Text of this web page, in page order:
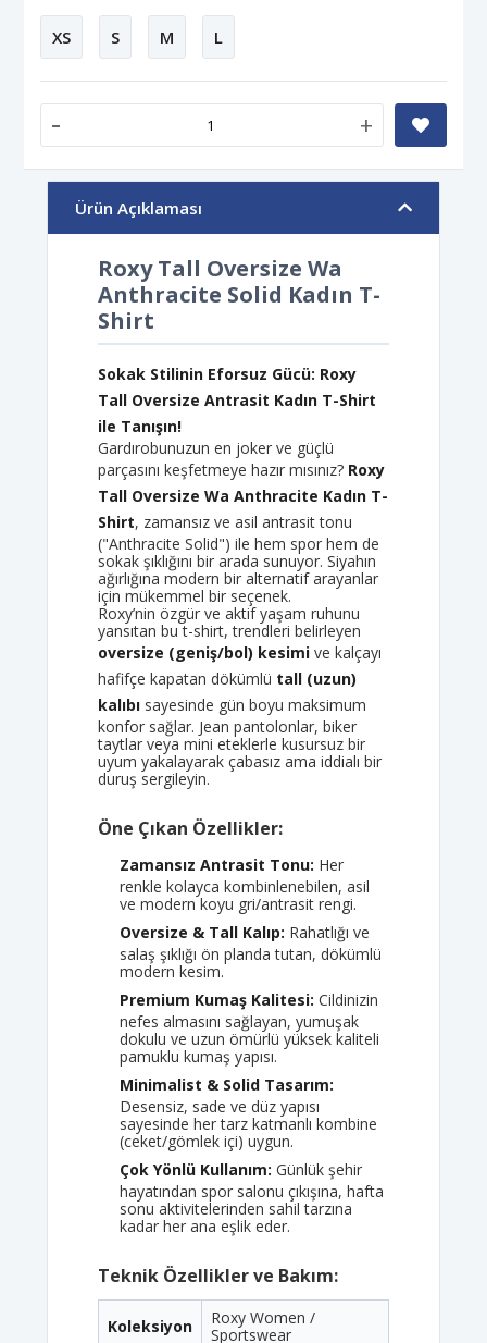
XS S M L
- +
Ürün Açıklaması
Roxy Tall Oversize Wa
Anthracite Solid Kadın T-
Shirt
Sokak Stilinin Eforsuz Gücü: Roxy
Tall Oversize Antrasit Kadın T-Shirt
ile Tanışın!
Gardırobunuzun en joker ve güçlü
parçasını keşfetmeye hazır mısınız? Roxy
Tall Oversize Wa Anthracite Kadın T-
Shirt, zamansız ve asil antrasit tonu
("Anthracite Solid") ile hem spor hem de
sokak şıklığını bir arada sunuyor. Siyahın
ağırlığına modern bir alternatif arayanlar
için mükemmel bir seçenek.
Roxy’nin özgür ve aktif yaşam ruhunu
yansıtan bu t-shirt, trendleri belirleyen
oversize (geniş/bol) kesimive kalçayı
hafifçe kapatan dökümlü tall (uzun)
kalıbısayesinde gün boyu maksimum
konfor sağlar. Jean pantolonlar, biker
taytlar veya mini eteklerle kusursuz bir
uyum yakalayarak çabasız ama iddialı bir
duruş sergileyin.
Öne Çıkan Özellikler:
Zamansız Antrasit Tonu: Her
renkle kolayca kombinlenebilen, asil
ve modern koyu gri/antrasit rengi.
Oversize & Tall Kalıp: Rahatlığı ve
salaş şıklığı ön planda tutan, dökümlü
modern kesim.
Premium Kumaş Kalitesi: Cildinizin
nefes almasını sağlayan, yumuşak
dokulu ve uzun ömürlü yüksek kaliteli
pamuklu kumaş yapısı.
Minimalist & Solid Tasarım:
Desensiz, sade ve düz yapısı
sayesinde her tarz katmanlı kombine
(ceket/gömlek içi) uygun.
Çok Yönlü Kullanım: Günlük şehir
hayatından spor salonu çıkışına, hafta
sonu aktivitelerinden sahil tarzına
kadar her ana eşlik eder.
Teknik Özellikler ve Bakım:
Koleksiyon
Roxy Women /
Sportswear